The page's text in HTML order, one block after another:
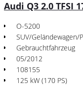
Audi Q3 2.0 TFSI
O-5200
SUV/Geländewagen/
Gebrauchtfahrzeug
05/2012
108155
125 kW (170 PS)